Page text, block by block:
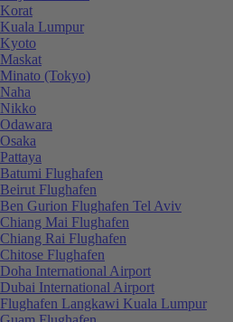
Korat
Kuala Lumpur
Kyoto
Maskat
Minato (Tokyo)
Naha
Nikko
Odawara
Osaka
Pattaya
Batumi Flughafen
Beirut Flughafen
Ben Gurion Flughafen Tel Aviv
Chiang Mai Flughafen
Chiang Rai Flughafen
Chitose Flughafen
Doha International Airport
Dubai International Airport
Flughafen Langkawi Kuala Lumpur